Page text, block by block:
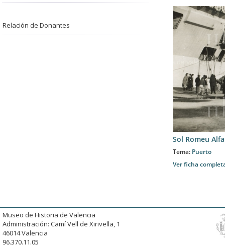
Relación de Donantes
Sol Romeu
Tema: Puerto
Ver ficha
Museo de Historia de Valencia
Administración: Camí Vell de Xirivella, 1
46014 Valencia
96.370.11.05